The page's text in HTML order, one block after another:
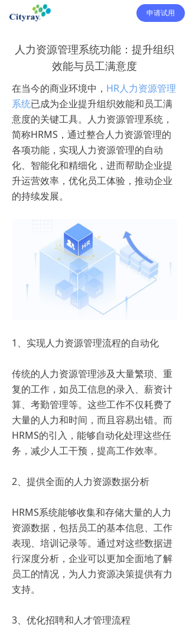
申请试用
人力资源管理系统功能：提升组织
效能与员工满意度
在当今的商业环境中， HR人力资源管理
系统已成为企业提升组织效能和员工满
意度的关键工具。人力资源管理系统，
简称HRMS，通过整合人力资源管理的
各项功能，实现人力资源管理的自动
化、智能化和精细化，进而帮助企业提
升运营效率，优化员工体验，推动企业
的持续发展。
1、实现人力资源管理流程的自动化
传统的人力资源管理涉及大量繁琐、重
复的工作，如员工信息的录入、薪资计
算、考勤管理等。这些工作不仅耗费了
大量的人力和时间，而且容易出错。而
HRMS的引入，能够自动化处理这些任
务，减少人工干预，提高工作效率。
2、提供全面的人力资源数据分析
HRMS系统能够收集和存储大量的人力
资源数据，包括员工的基本信息、工作
表现、培训记录等。通过对这些数据进
行深度分析，企业可以更加全面地了解
员工的情况，为人力资源决策提供有力
支持。
3、优化招聘和人才管理流程